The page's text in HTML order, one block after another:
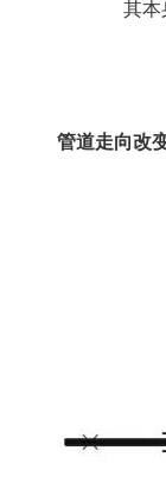
其
管道走向改